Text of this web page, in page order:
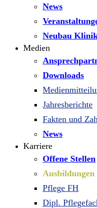
News
Neubau
Medien
Downloads
Jahresberichte
Fakten und
News
Karriere
Offene Stellen
Pflege FH
Dipl.